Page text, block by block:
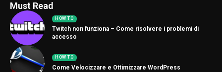
Must Read
HOW TO
Twitch non funziona – Come risolvere i problemi di
accesso
HOW TO
Come Velocizzare e Ottimizzare WordPress